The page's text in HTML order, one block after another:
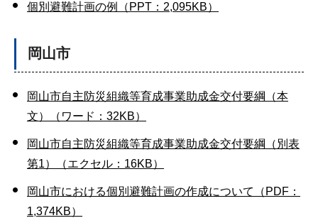
個別避難計画の例（PPT：2,095KB）
岡山市
岡山市自主防災組織等育成事業助成金交付要綱（本
文）（ワード：32KB）
岡山市自主防災組織等育成事業助成金交付要綱（別表
第1）（エクセル：16KB）
岡山市における個別避難計画の作成について（PDF：
1,374KB）